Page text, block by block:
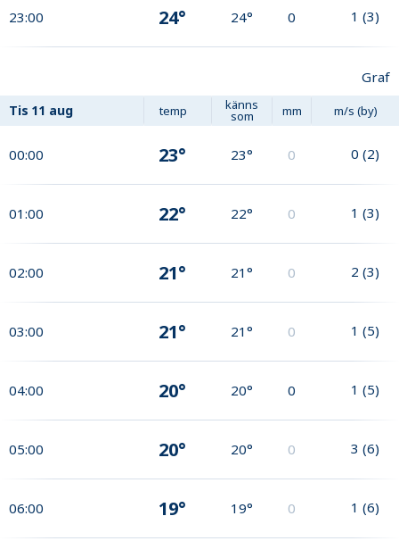
23:00 24° 24° 0 1 (3)
Graf
Tis 11 aug temp känns
som mm m/s (by)
00:00 23° 23° 0 0 (2)
01:00 22° 22° 0 1 (3)
02:00 21° 21° 0 2 (3)
03:00 21° 21° 0 1 (5)
04:00 20° 20° 0 1 (5)
05:00 20° 20° 0 3 (6)
06:00 19° 19° 0 1 (6)